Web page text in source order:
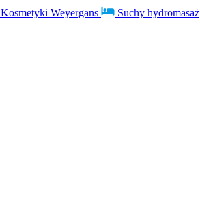
Kosmetyki Weyergans Suchy hydromasaż